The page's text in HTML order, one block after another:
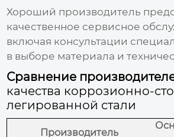
Хороший производитель
качественное сервисное
включая консультации
в выборе материала и
Сравнение
качества коррозионно-
легированной стали
Производитель